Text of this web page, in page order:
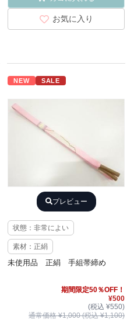
お気に入り
NEW SALE
プレビュー
状態：非常によい
素材：正絹
未使用品 正絹 手組帯締め
期間限定50％OFF！
¥500
(税込 ¥550)
通常価格 ¥1,000 (税込 ¥1,100)